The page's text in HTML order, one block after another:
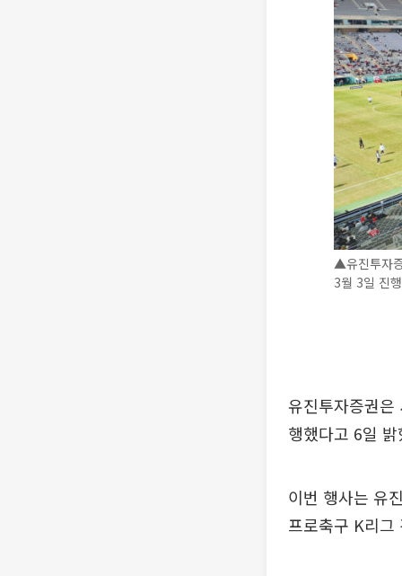
▲유진투자
3월 3일 진
유진투자증권은
행했다고 6일
이번 행사는 유
프로축구 K리그